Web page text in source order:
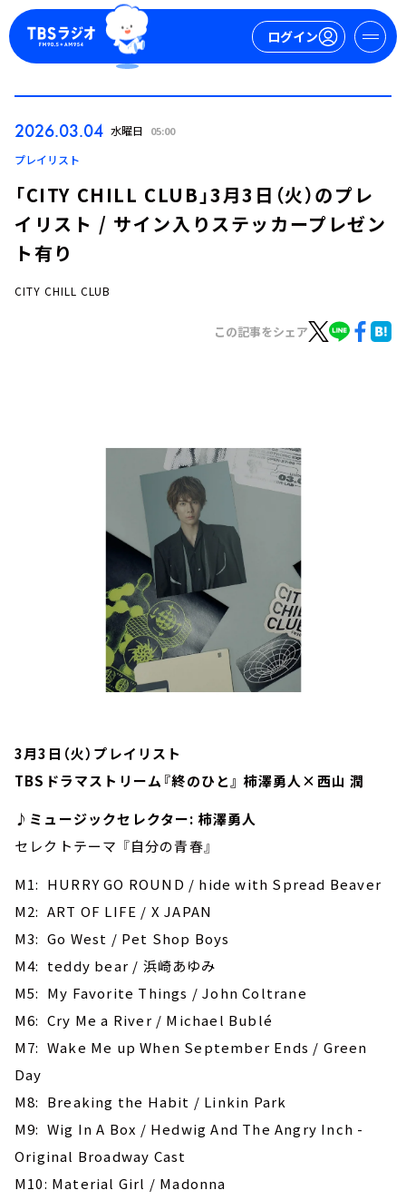
ログイン
2026.03.04 水曜日 05:00
プレイリスト
「CITY CHILL CLUB」3月3日（火）のプレ
イリスト / サイン入りステッカープレゼン
ト有り
CITY CHILL CLUB
この記事をシェア
3月3日（火）プレイリスト
TBSドラマストリーム『終のひと』 柿澤勇人×西山 潤
♪ミュージックセレクター: 柿澤勇人
セレクトテーマ 『自分の青春』
M1: ‎HURRY GO ROUND / hide with Spread Beaver
M2: ART OF LIFE / X JAPAN
M3: Go West / Pet Shop Boys
M4: teddy bear / 浜崎あゆみ
M5: My Favorite Things / John Coltrane
M6: Cry Me a River / Michael Bublé
M7: Wake Me up When September Ends / Green
Day
M8: Breaking the Habit / Linkin Park
M9: Wig In A Box / Hedwig And The Angry Inch -
Original Broadway Cast
M10: Material Girl / Madonna